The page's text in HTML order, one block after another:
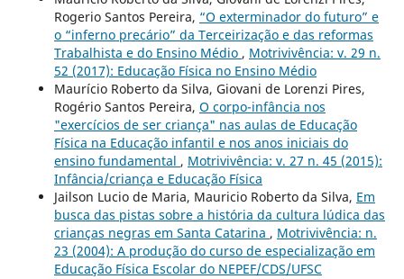
Rogerio Santos Pereira, “O exterminador do futuro” e
o “inferno precário” da Terceirização e das reformas
Trabalhista e do Ensino Médio , Motrivivência: v. 29 n.
52 (2017): Educação Física no Ensino Médio
Maurício Roberto da Silva, Giovani de Lorenzi Pires,
Rogério Santos Pereira, O corpo-infância nos
"exercícios de ser criança" nas aulas de Educação
Física na Educação infantil e nos anos iniciais do
ensino fundamental , Motrivivência: v. 27 n. 45 (2015):
Infância/criança e Educação Física
Jailson Lucio de Maria, Mauricio Roberto da Silva, Em
busca das pistas sobre a história da cultura lúdica das
crianças negras em Santa Catarina , Motrivivência: n.
23 (2004): A produção do curso de especialização em
Educação Física Escolar do NEPEF/CDS/UFSC